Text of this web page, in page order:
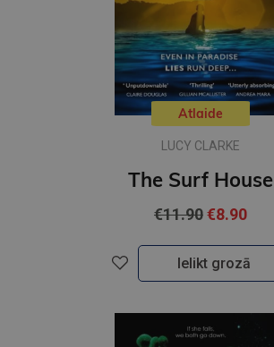
Atlaide
LUCY CLARKE
The Surf House
€11.90€8.90
Ielikt grozā